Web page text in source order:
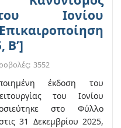
Ιονίου
B’]
3552
έκδοση του
του Ιονίου
στο Φύλλο
31 Δεκεμβρίου 2025,